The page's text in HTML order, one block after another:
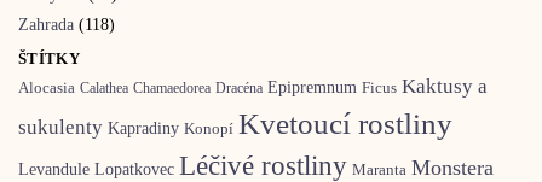
Zahrada (118)
ŠTÍTKY
Alocasia Calathea Chamaedorea Dracéna Epipremnum Ficus Kaktusy a
sukulenty Kapradiny Konopí Kvetoucí rostliny
Levandule Lopatkovec Léčivé rostliny Maranta Monstera